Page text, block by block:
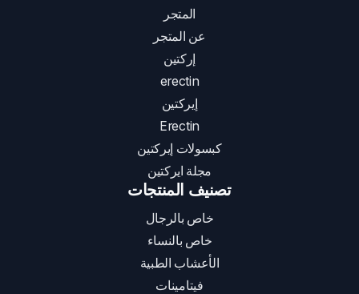
المتجر
عن المتجر
إركتين
erectin
إيركتين
Erectin
كبسولات إيركتين
مجلة ايركتين
تصنيف المنتجات
خاص بالرجال
خاص بالنساء
الأعشاب الطبية
فيتامينات